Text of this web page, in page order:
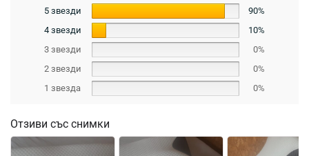
5 звезди
90%
4 звезди
10%
3 звезди
0%
2 звезди
0%
1 звезда
0%
Отзиви със снимки